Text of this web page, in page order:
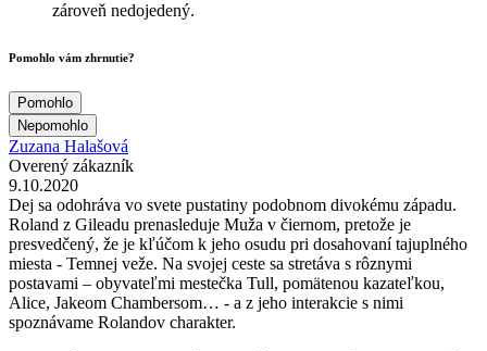
zároveň nedojedený.
Pomohlo vám zhrnutie?
Pomohlo
Nepomohlo
Zuzana Halašová
Overený zákazník
9.10.2020
Dej sa odohráva vo svete pustatiny podobnom divokému západu.
Roland z Gileadu prenasleduje Muža v čiernom, pretože je
presvedčený, že je kľúčom k jeho osudu pri dosahovaní tajuplného
miesta - Temnej veže. Na svojej ceste sa stretáva s rôznymi
postavami – obyvateľmi mestečka Tull, pomätenou kazateľkou,
Alice, Jakeom Chambersom… - a z jeho interakcie s nimi
spoznávame Rolandov charakter.